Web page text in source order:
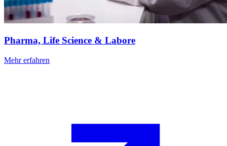
Pharma, Life Science & Labore
Mehr erfahren